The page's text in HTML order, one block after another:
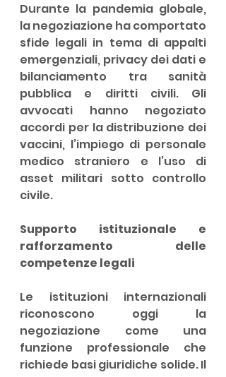
Durante la pandemia globale,
la negoziazione ha comportato
sfide legali in tema di appalti
emergenziali, privacy dei dati e
bilanciamento tra sanità
pubblica e diritti civili. Gli
avvocati hanno negoziato
accordi per la distribuzione dei
vaccini, l’impiego di personale
medico straniero e l’uso di
asset militari sotto controllo
civile.
Supporto istituzionale e
rafforzamento delle
competenze legali
Le istituzioni internazionali
riconoscono oggi la
negoziazione come una
funzione professionale che
richiede basi giuridiche solide. Il